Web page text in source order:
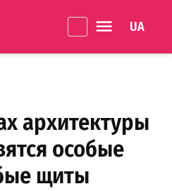
архитектуры
особые
щиты